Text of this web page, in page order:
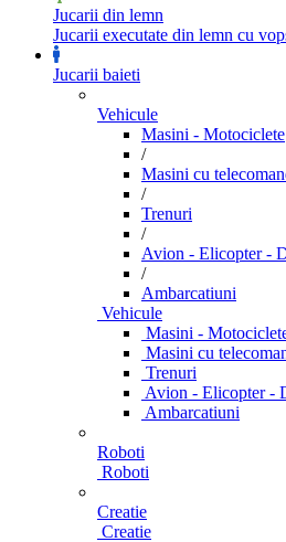
Jucarii din lemn
Jucarii executate din lemn cu
Jucarii baieti
Vehicule
Masini - Motociclete
/
Masini cu
/
Trenuri
/
Avion - Elicopter -
/
Ambarcatiuni
Vehicule
Masini -
Masini cu
Trenuri
Avion - Elicopter -
Ambarcatiuni
Roboti
Roboti
Creatie
Creatie